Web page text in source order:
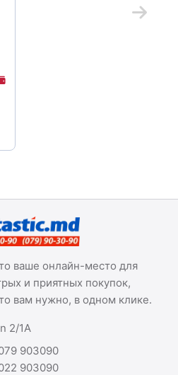
ваше онлайн-место для
и приятных покупок,
вам нужно, в одном клике.
2/1A
903090
903090